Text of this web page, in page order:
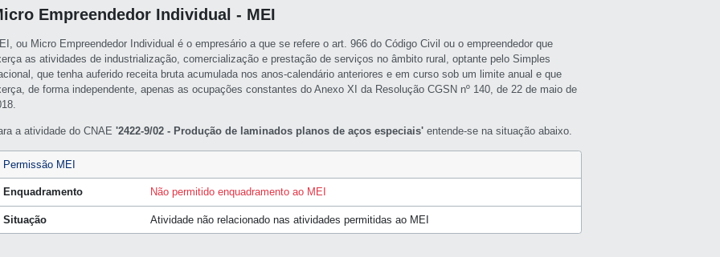
Empreendedor Individual - MEI
ou Micro Empreendedor Individual é o empresário a que se refere o art. 966 do Código Civil ou o empreendedor que
as atividades de industrialização, comercialização e prestação de serviços no âmbito rural, optante pelo Simples
que tenha auferido receita bruta acumulada nos anos-calendário anteriores e em curso sob um limite anual e que
de forma independente, apenas as ocupações constantes do Anexo XI da Resolução CGSN nº 140, de 22 de maio de
a atividade do CNAE'2422-9/02 - Produção de laminados planos de aços especiais' entende-se na situação abaixo.
Permissão MEI
Enquadramento Não permitido enquadramento ao MEI
Situação Atividade não relacionado nas atividades permitidas ao MEI